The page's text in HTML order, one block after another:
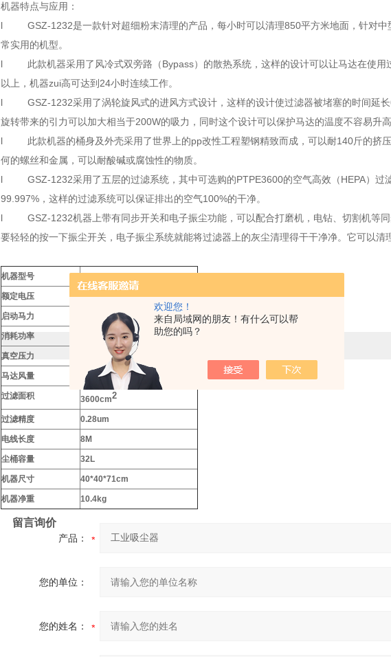
欢迎您！
来自局域网的朋友！有什么可以帮
助您的吗？
机器特点与应用：
l GSZ-1232是一款针对超细粉末清理的产品，每小时可以清理850平方米地面，针对中
常实用的机型。
l 此款机器采用了风冷式双旁路（Bypass）的散热系统，这样的设计可以让马达在使用
以上，机器zui高可达到24小时连续工作。
l GSZ-1232采用了涡轮旋风式的进风方式设计，这样的设计使过滤器被堵塞的时间延长
旋转带来的引力可以加大相当于200W的吸力，同时这个设计可以保护马达的温度不容易升
l 此款机器的桶身及外壳采用了世界上的pp改性工程塑钢精致而成，可以耐140斤的挤压
何的螺丝和金属，可以耐酸碱或腐蚀性的物质。
l GSZ-1232采用了五层的过滤系统，其中可选购的PTPE3600的空气高效（HEPA）过
99.997%，这样的过滤系统可以保证排出的空气100%的干净。
l GSZ-1232机器上带有同步开关和电子振尘功能，可以配合打磨机，电钻、切割机等同
要轻轻的按一下振尘开关，电子振尘系统就能将过滤器上的灰尘清理得干干净净。它可以清
机器型号
额定电压 220V
启动马力
消耗功率 1400W
真空压力 248mbar
马达风量 61L/S
过滤面积 3600cm2
过滤精度 0.28um
电线长度 8M
尘桶容量 32L
机器尺寸 40*40*71cm
机器净重 10.4kg
留言询价
产品：
您的单位：
您的姓名：